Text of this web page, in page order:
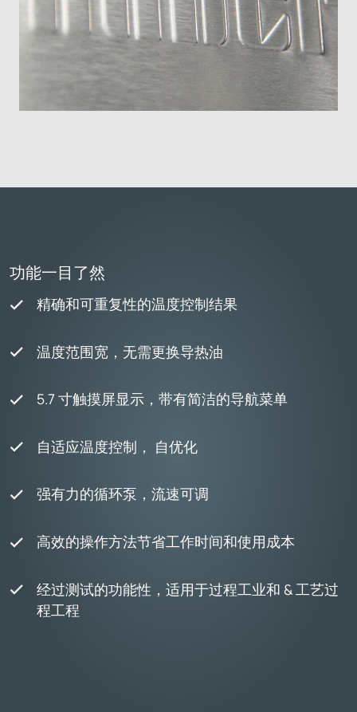
功能一目了然
精确和可重复性的温度控制结果
温度范围宽，无需更换导热油
5.7 寸触摸屏显示，带有简洁的导航菜单
自适应温度控制， 自优化
强有力的循环泵，流速可调
高效的操作方法节省工作时间和使用成本
经过测试的功能性，适用于过程工业和 & 工艺过
程工程